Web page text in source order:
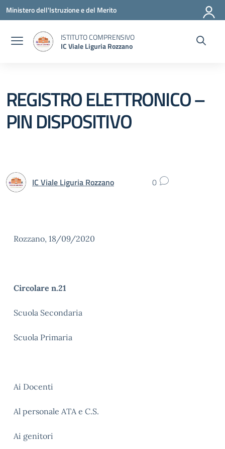
Vai ai contenuti
Vai al menu di navigazione
Vai al footer
Ministero dell'Istruzione e del Merito
ISTITUTO COMPRENSIVO
IC Viale Liguria Rozzano
REGISTRO ELETTRONICO –
PIN DISPOSITIVO
IC Viale Liguria Rozzano 0
Rozzano, 18/09/2020
Circolare n.21
Scuola Secondaria
Scuola Primaria
Ai Docenti
Al personale ATA e C.S.
Ai genitori